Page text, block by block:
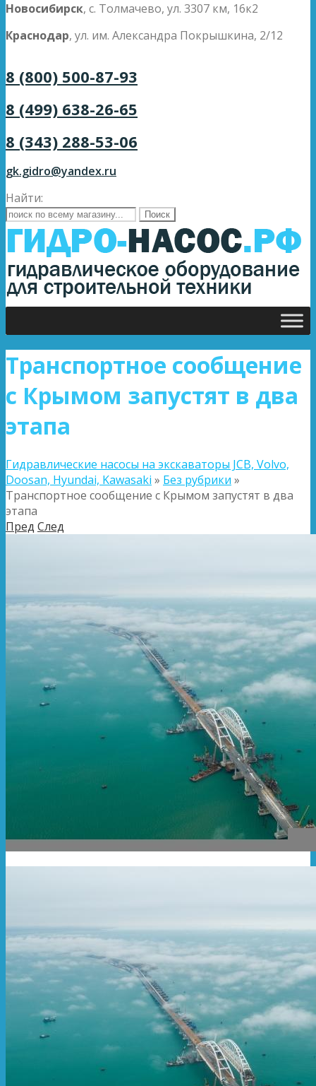
Новосибирск, с. Толмачево, ул. 3307 км, 16к2
Краснодар, ул. им. Александра Покрышкина, 2/12
8 (800) 500-87-93
8 (499) 638-26-65
8 (343) 288-53-06
gk.gidro@yandex.ru
Найти:
Транспортное сообщение
с Крымом запустят в два
этапа
Гидравлические насосы на экскаваторы JCB, Volvo,
Doosan, Hyundai, Kawasaki » Без рубрики »
Транспортное сообщение с Крымом запустят в два
этапа
Пред След